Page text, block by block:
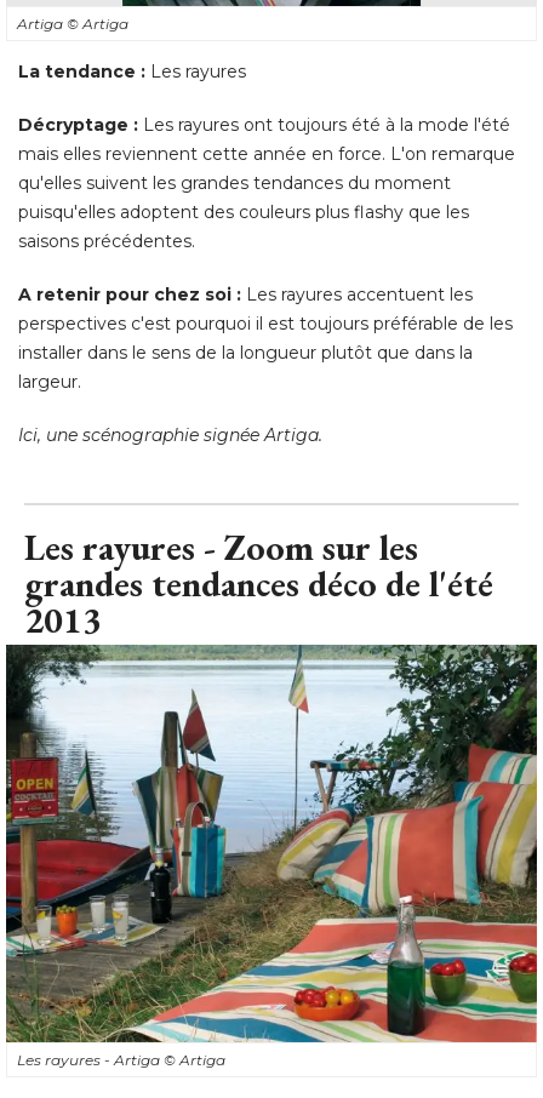
Artiga © Artiga
La tendance : Les rayures
Décryptage : Les rayures ont toujours été à la mode l'été
mais elles reviennent cette année en force. L'on remarque
qu'elles suivent les grandes tendances du moment
puisqu'elles adoptent des couleurs plus flashy que les
saisons précédentes.
A retenir pour chez soi : Les rayures accentuent les
perspectives c'est pourquoi il est toujours préférable de les
installer dans le sens de la longueur plutôt que dans la
largeur.
Ici, une scénographie signée Artiga.
Les rayures - Zoom sur les
grandes tendances déco de l'été
2013
Les rayures - Artiga © Artiga